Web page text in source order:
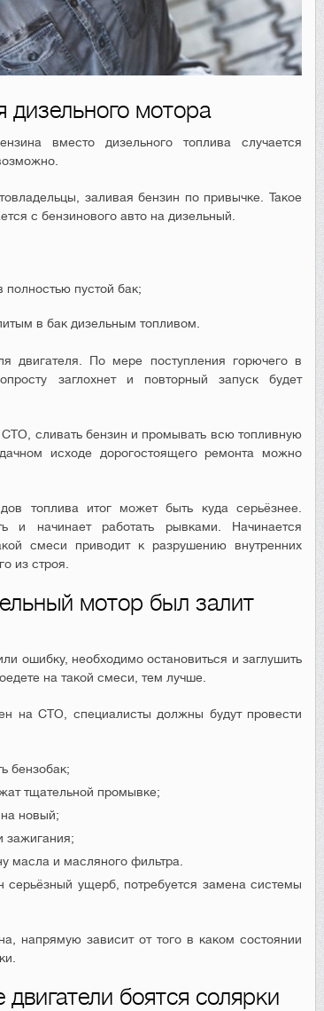
дизельного мотора
вместо дизельного топлива случается
заливая бензин по привычке. Такое
с бензинового авто на дизельный.
пустой бак;
в бак дизельным топливом.
двигателя. По мере поступления горючего в
заглохнет и повторный запуск будет
сливать бензин и промывать всю топливную
исходе дорогостоящего ремонта можно
топлива итог может быть куда серьёзнее.
и начинает работать рывками. Начинается
смеси приводит к разрушению внутренних
из строя.
мотор был залит
ошибку, необходимо остановиться и заглушить
на такой смеси, тем лучше.
на СТО, специалисты должны будут провести
бензобак;
тщательной промывке;
новый;
зажигания;
масла и масляного фильтра.
ущерб, потребуется замена системы
напрямую зависит от того в каком состоянии
боятся солярки